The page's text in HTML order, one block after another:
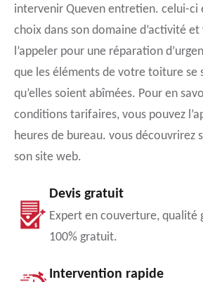
intervenir Queven entretien. celui-ci
choix dans son domaine d’activité et
l’appeler pour une réparation
que les éléments de votre toiture se
qu’elles soient abîmées. Pour en
conditions tarifaires, vous pouvez
heures de bureau. vous découvrirez
son site web.
Devis gratuit
Expert en couverture, qualité
100% gratuit.
Intervention rapide